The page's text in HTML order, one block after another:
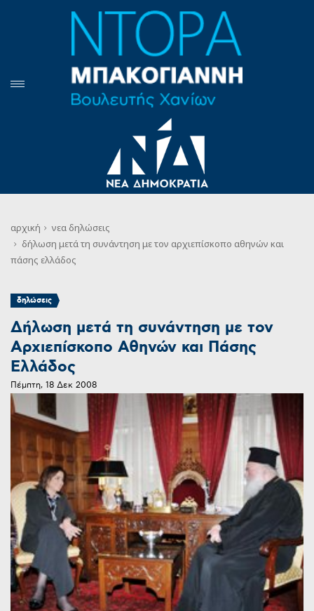
αρχική νεα δηλώσεις
δήλωση μετά τη συνάντηση με τον αρχιεπίσκοπο αθηνών και
πάσης ελλάδος
δηλώσεις
Δήλωση μετά τη συνάντηση με τον
Αρχιεπίσκοπο Αθηνών και Πάσης
Ελλάδος
Πέμπτη, 18 Δεκ 2008